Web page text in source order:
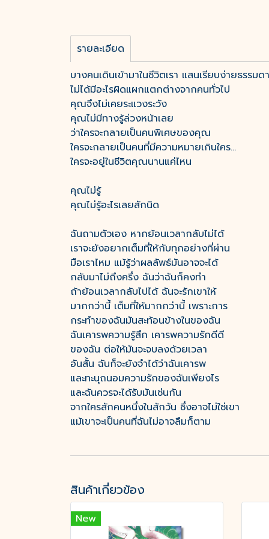
รายละเอียด
บางคนเดินเข้ามาในชีวิตเรา แสนเรียบง่ายธรรมดา
ไม่ได้มีอะไรผิดแผกแตกต่างจากคนทั่วไป
คุณจึงไม่เคยระแวงระวัง
คุณไม่มีทางรู้ล่วงหน้าเลย
ว่าใครจะกลายเป็นคนพิเศษของคุณ
ใครจะกลายเป็นคนที่มีความหมายเกินใคร...
ใครจะอยู่ในชีวิตคุณนานแค่ไหน
คุณไม่รู้
คุณไม่รู้อะไรเลยสักนิด
ฉันถามตัวเอง หากย้อนเวลากลับไม่ได้
เราจะยังอยากเต็มที่ให้กับทุกอย่างที่ผ่าน
มือเราไหม แม้รู้ว่าผลลัพธ์มันอาจจะได้
กลับมาไม่ถึงครึ่ง ฉันว่าฉันก็คงทำ
ถ้าย้อนเวลากลับไปได้ ฉันจะรักเขาให้
มากกว่านี้ เต็มที่ให้มากกว่านี้ เพราะการ
กระทำของฉันมันสะท้อนข้างในของฉัน
ฉันเคารพความรู้สึก เคารพความรักดีดี
ของฉัน ต่อให้มันจะจบลงด้วยเวลา
อันสั้น ฉันก็จะยังจำได้ว่าฉันเคารพ
และทะนุถนอมความรักของฉันเพียงไร
และฉันควรจะได้รับมันเช่นกัน
จากใครสักคนหนึ่งในสักวัน ซึ่งอาจไม่ใช่เขา
แม้เขาจะเป็นคนที่ฉันไม่อาจลืมก็ตาม
สินค้าเกี่ยวข้อง
New